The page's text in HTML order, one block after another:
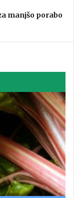
manjšo porabo